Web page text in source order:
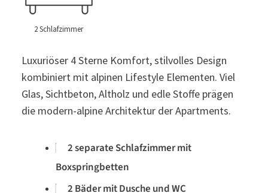
2 Schlafzimmer
Luxuriöser 4 Sterne Komfort, stilvolles Design
kombiniert mit alpinen Lifestyle Elementen. Viel
Glas, Sichtbeton, Altholz und edle Stoffe prägen
die modern-alpine Architektur der Apartments.
2 separate Schlafzimmer mit
Boxspringbetten
2 Bäder mit Dusche und WC